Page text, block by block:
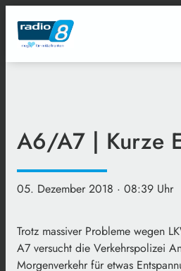
A6/A7 | Kurze
05. Dezember 2018 · 08:39 Uhr
Trotz massiver Probleme wegen
A7 versucht die Verkehrspolizei
Morgenverkehr für etwas